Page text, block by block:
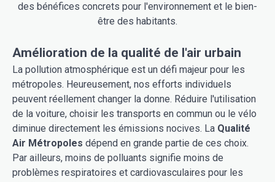
des bénéfices concrets pour l'environnement et le bien-
être des habitants.
Amélioration de la qualité de l'air urbain
La pollution atmosphérique est un défi majeur pour les
métropoles. Heureusement, nos efforts individuels
peuvent réellement changer la donne. Réduire l'utilisation
de la voiture, choisir les transports en commun ou le vélo
diminue directement les émissions nocives. La Qualité
Air Métropoles dépend en grande partie de ces choix.
Par ailleurs, moins de polluants signifie moins de
problèmes respiratoires et cardiovasculaires pour les